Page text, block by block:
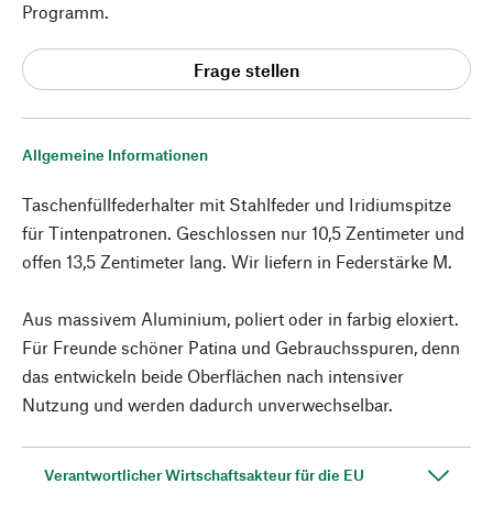
Allgemeine Informationen
Taschenfüllfederhalter mit Stahlfeder und Iridiumspitze
für Tintenpatronen. Geschlossen nur 10,5 Zentimeter und
offen 13,5 Zentimeter lang. Wir liefern in Federstärke M.
Aus massivem Aluminium, poliert oder in farbig eloxiert.
Für Freunde schöner Patina und Gebrauchsspuren, denn
das entwickeln beide Oberflächen nach intensiver
Nutzung und werden dadurch unverwechselbar.
Verantwortlicher Wirtschaftsakteur für die EU
Programm.
Frage stellen